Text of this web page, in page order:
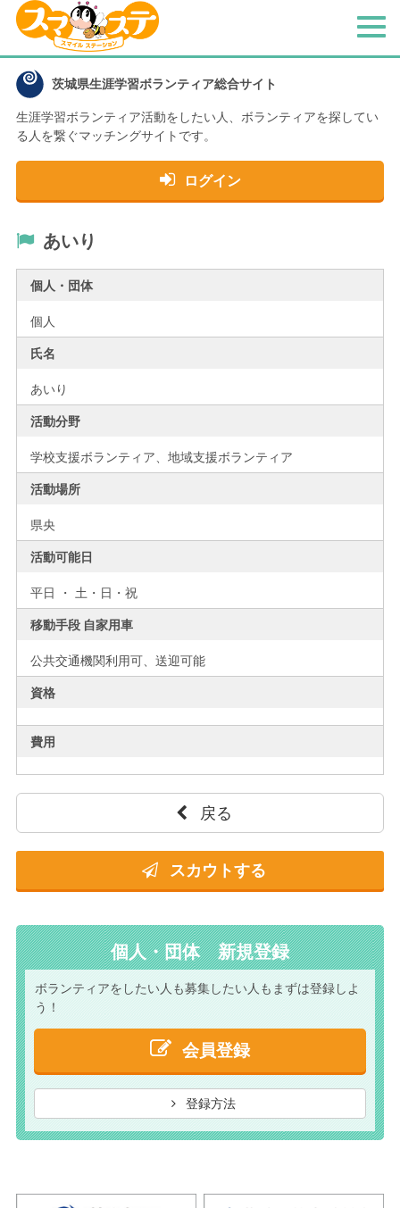
茨城県生涯学習ボランティア総合サイト
生涯学習ボランティア活動をしたい人、 ボランティアを探してい
る人を繋ぐマッチングサイトです。
ログイン
メ
あいり
個人・団体
個人
氏名
あいり
活動分野
学校支援ボランティア、地域支援ボランティア
活動場所
県央
活動可能日
平日 ・ 土・日・祝
移動手段 自家用車
公共交通機関利用可、送迎可能
資格
費用
戻る
スカウトする
個人・団体 新規登録
ボランティアをしたい人も募集したい人もまずは登録しよ
う！
会員登録
登録方法